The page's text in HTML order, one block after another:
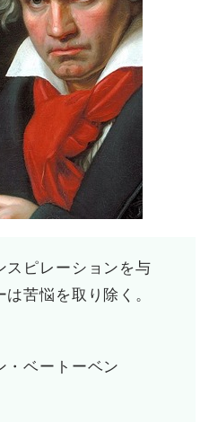
スピレーションを与
苦悩を取り除く。
・ベートーベン